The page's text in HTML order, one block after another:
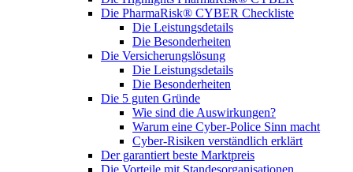
Die PharmaRisk® CYBER Checkliste
Die Leistungsdetails
Die Besonderheiten
Die Versicherungslösung
Die Leistungsdetails
Die Besonderheiten
Die 5 guten Gründe
Wie sind die Auswirkungen?
Warum eine Cyber-Police Sinn macht
Cyber-Risiken verständlich erklärt
Der garantiert beste Marktpreis
Die Vorteile mit Standesorganisationen